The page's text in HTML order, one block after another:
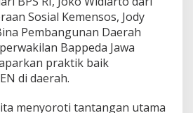
D
a
t
a
d
a
Sosial Kemensos, Jody
Pembangunan Daerah
Bappeda Jawa
praktik baik
di daerah.
menyoroti tantangan utama